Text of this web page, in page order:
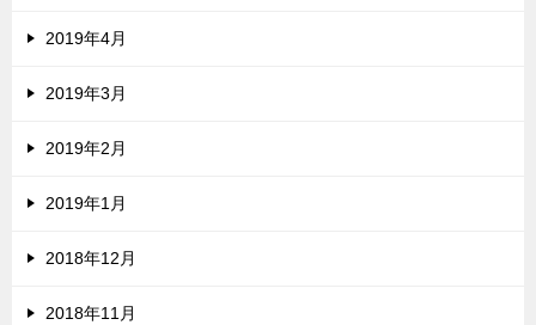
2019年4月
2019年3月
2019年2月
2019年1月
2018年12月
2018年11月